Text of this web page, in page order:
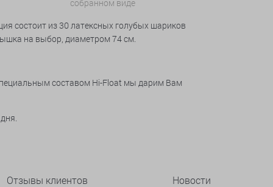
собранном виде
состоит из 30 латексных голубых шариков
на выбор, диаметром 74 см.
составом Hi-Float мы дарим Вам
Отзывы клиентов Новости